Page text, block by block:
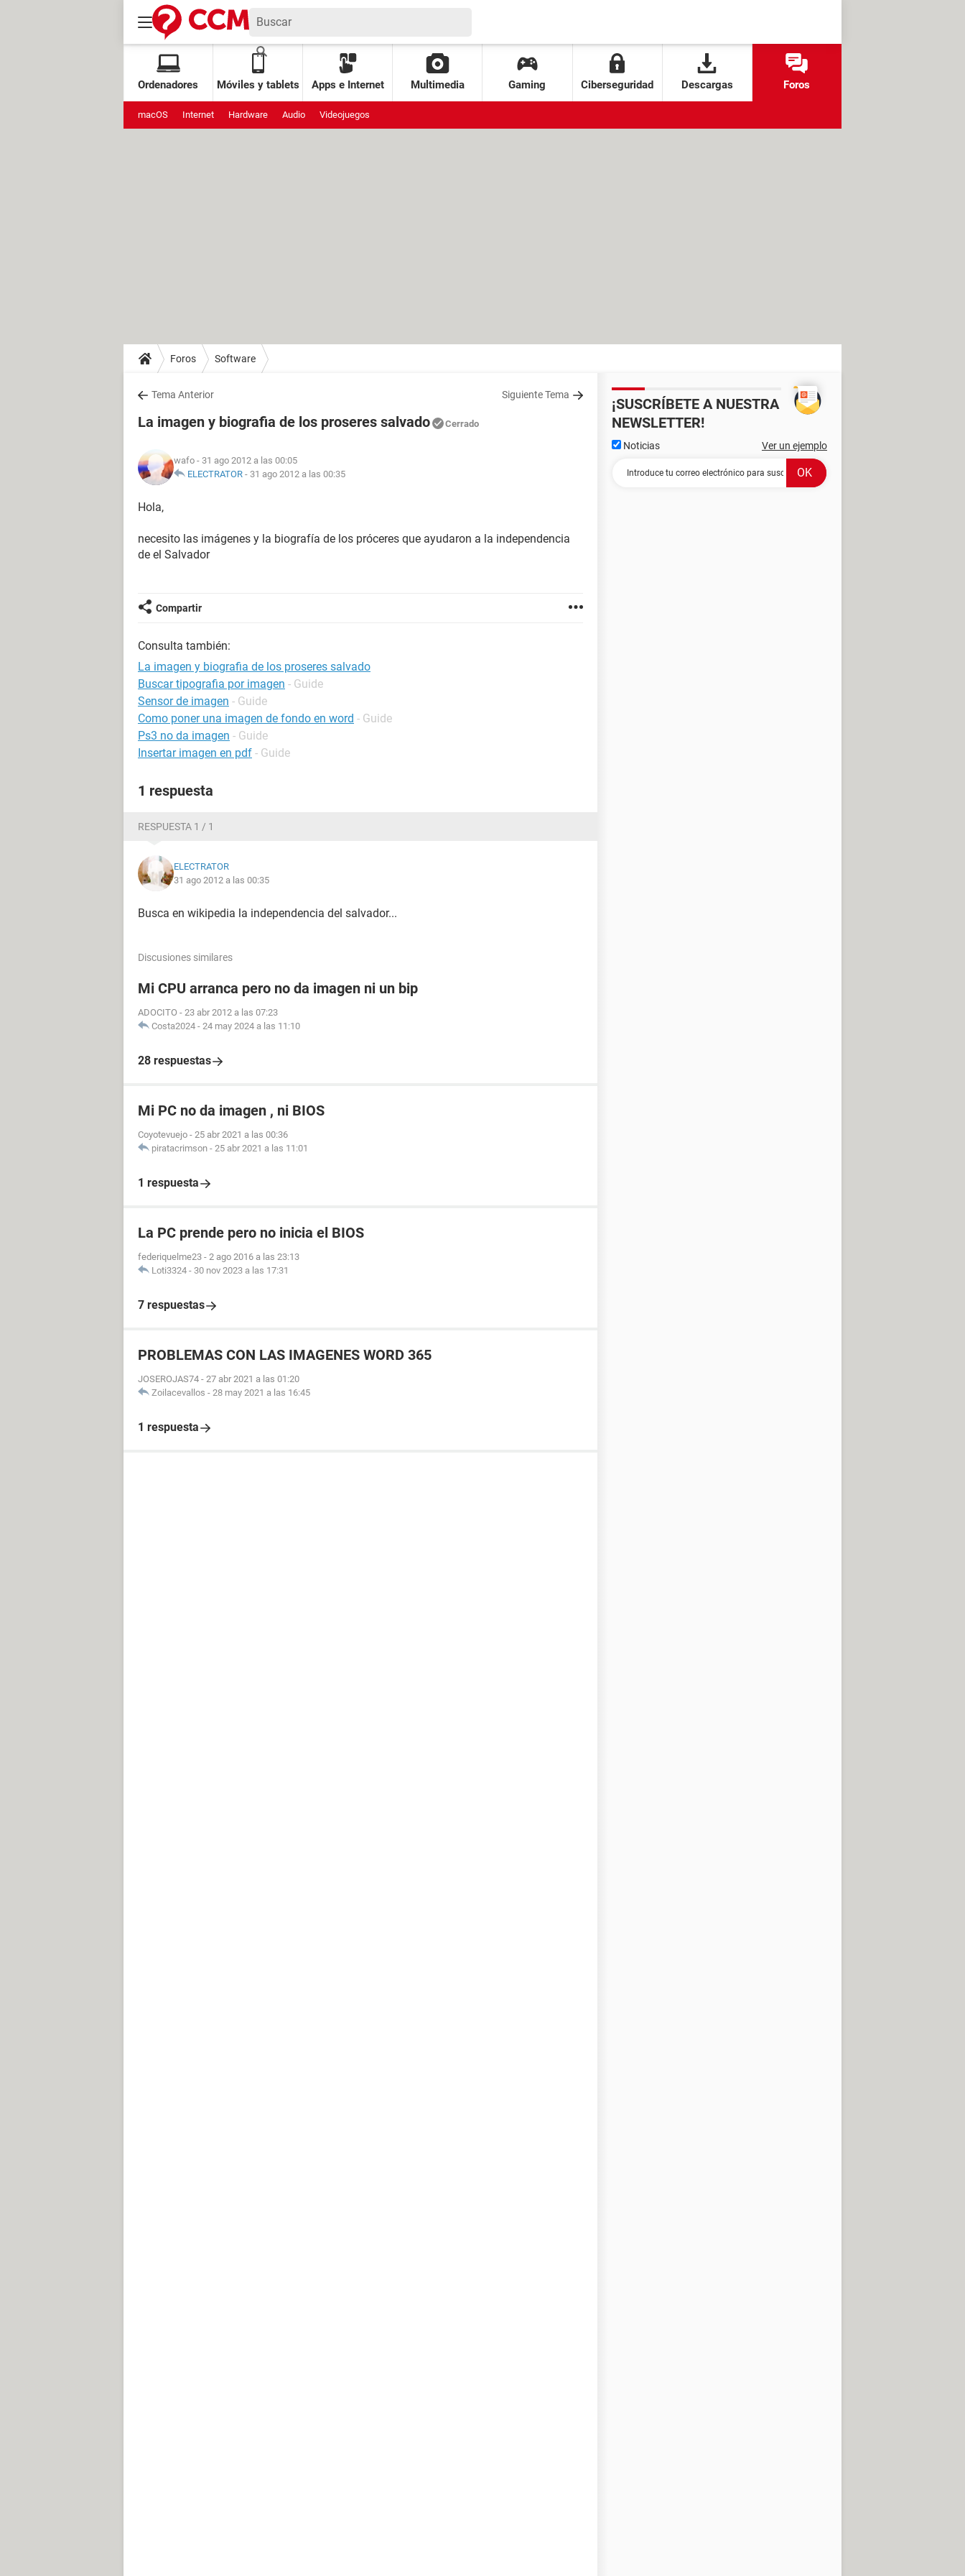
Ordenadores Móviles y tablets Apps e Internet Multimedia Gaming Ciberseguridad Descargas Foros
macOS Internet Hardware Audio Videojuegos
Foros Software
Tema Anterior Siguiente Tema
La imagen y biografia de los proseres salvado Cerrado
wafo - 31 ago 2012 a las 00:05
ELECTRATOR - 31 ago 2012 a las 00:35
Hola,
necesito las imágenes y la biografía de los próceres que ayudaron a la independencia
de el Salvador
Compartir
Consulta también:
La imagen y biografia de los proseres salvado
Buscar tipografia por imagen - Guide
Sensor de imagen - Guide
Como poner una imagen de fondo en word - Guide
Ps3 no da imagen - Guide
Insertar imagen en pdf - Guide
1 respuesta
RESPUESTA 1 / 1
ELECTRATOR
31 ago 2012 a las 00:35
Busca en wikipedia la independencia del salvador...
Discusiones similares
Mi CPU arranca pero no da imagen ni un bip
ADOCITO - 23 abr 2012 a las 07:23
Costa2024 - 24 may 2024 a las 11:10
28 respuestas
Mi PC no da imagen , ni BIOS
Coyotevuejo - 25 abr 2021 a las 00:36
piratacrimson - 25 abr 2021 a las 11:01
1 respuesta
La PC prende pero no inicia el BIOS
federiquelme23 - 2 ago 2016 a las 23:13
Loti3324 - 30 nov 2023 a las 17:31
7 respuestas
PROBLEMAS CON LAS IMAGENES WORD 365
JOSEROJAS74 - 27 abr 2021 a las 01:20
Zoilacevallos - 28 may 2021 a las 16:45
1 respuesta
¡SUSCRÍBETE A NUESTRA
NEWSLETTER!
Noticias Ver un ejemplo